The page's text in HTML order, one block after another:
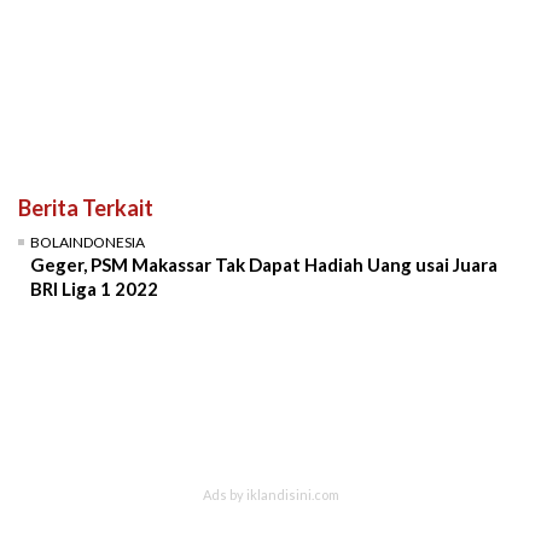
Berita Terkait
BOLAINDONESIA
Geger, PSM Makassar Tak Dapat Hadiah Uang usai Juara
BRI Liga 1 2022